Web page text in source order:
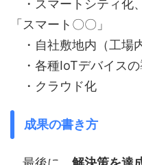
・スマートシティ化
「スマート〇〇」
・自社敷地内（工場
・各種IoTデバイスの
・クラウド化
成果の書き方